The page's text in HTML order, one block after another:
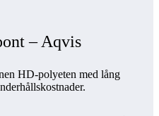
– Aqvis
HD-polyeten med lång